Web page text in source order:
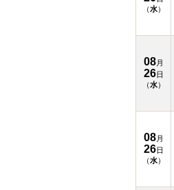
（水）
08月
26日
（水）
08月
26日
（水）